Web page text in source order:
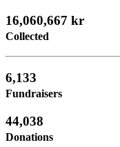
16,060,667 kr
Collected
6,133
Fundraisers
44,038
Donations